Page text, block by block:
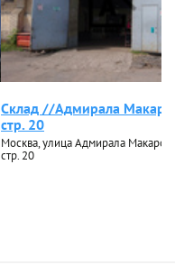
Склад //Адмирала
стр. 20
Москва, улица Адмирала
стр. 20